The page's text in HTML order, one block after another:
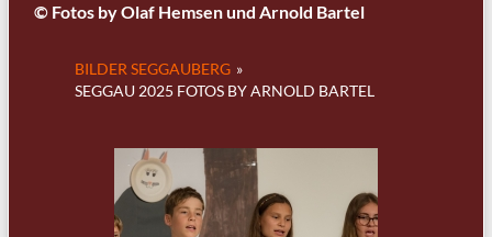
© Fotos by Olaf Hemsen und Arnold Bartel
BILDER SEGGAUBERG »
SEGGAU 2025 FOTOS BY ARNOLD BARTEL